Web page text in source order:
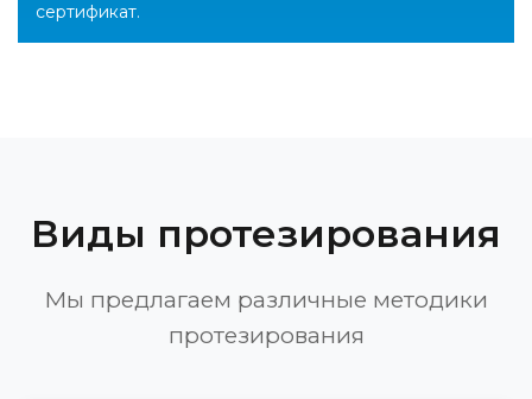
сертификат.
Виды протезирования
Мы предлагаем различные методики
протезирования